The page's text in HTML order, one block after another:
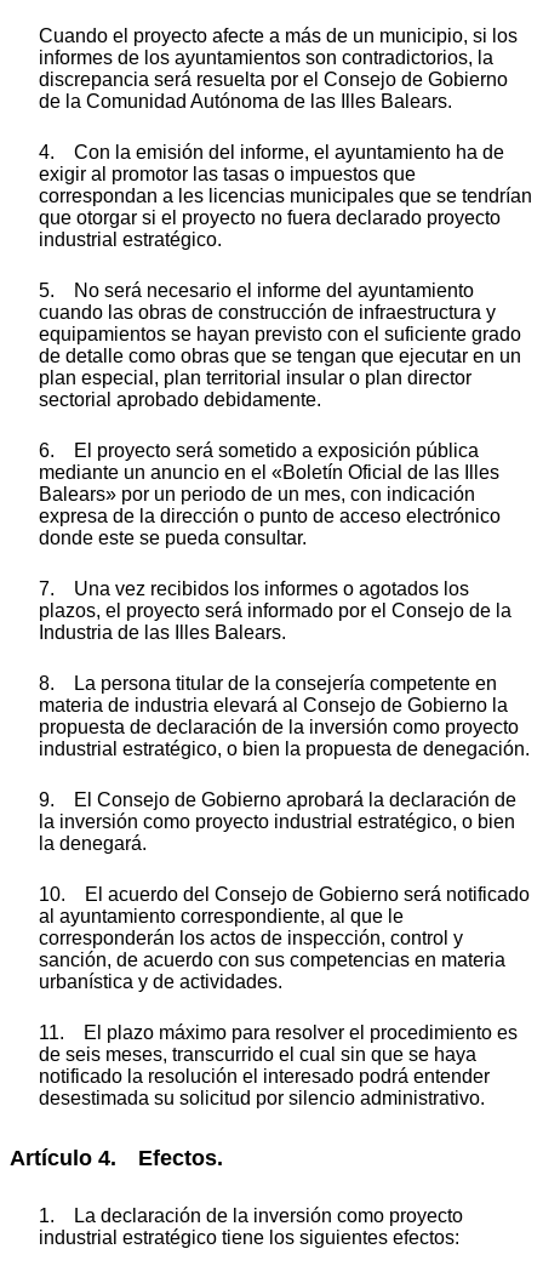
Cuando el proyecto afecte a más de un municipio, si los
informes de los ayuntamientos son contradictorios, la
discrepancia será resuelta por el Consejo de Gobierno
de la Comunidad Autónoma de las Illes Balears.
4. Con la emisión del informe, el ayuntamiento ha de
exigir al promotor las tasas o impuestos que
correspondan a les licencias municipales que se tendrían
que otorgar si el proyecto no fuera declarado proyecto
industrial estratégico.
5. No será necesario el informe del ayuntamiento
cuando las obras de construcción de infraestructura y
equipamientos se hayan previsto con el suficiente grado
de detalle como obras que se tengan que ejecutar en un
plan especial, plan territorial insular o plan director
sectorial aprobado debidamente.
6. El proyecto será sometido a exposición pública
mediante un anuncio en el «Boletín Oficial de las Illes
Balears» por un periodo de un mes, con indicación
expresa de la dirección o punto de acceso electrónico
donde este se pueda consultar.
7. Una vez recibidos los informes o agotados los
plazos, el proyecto será informado por el Consejo de la
Industria de las Illes Balears.
8. La persona titular de la consejería competente en
materia de industria elevará al Consejo de Gobierno la
propuesta de declaración de la inversión como proyecto
industrial estratégico, o bien la propuesta de denegación.
9. El Consejo de Gobierno aprobará la declaración de
la inversión como proyecto industrial estratégico, o bien
la denegará.
10. El acuerdo del Consejo de Gobierno será notificado
al ayuntamiento correspondiente, al que le
corresponderán los actos de inspección, control y
sanción, de acuerdo con sus competencias en materia
urbanística y de actividades.
11. El plazo máximo para resolver el procedimiento es
de seis meses, transcurrido el cual sin que se haya
notificado la resolución el interesado podrá entender
desestimada su solicitud por silencio administrativo.
Artículo 4. Efectos.
1. La declaración de la inversión como proyecto
industrial estratégico tiene los siguientes efectos: